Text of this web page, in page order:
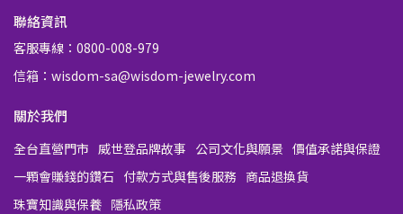
聯絡資訊
客服專線：0800-008-979
信箱：wisdom-sa@wisdom-jewelry.com
關於我們
全台直營門市 威世登品牌故事 公司文化與願景 價值承諾與保證
一顆會賺錢的鑽石 付款方式與售後服務 商品退換貨
珠寶知識與保養 隱私政策